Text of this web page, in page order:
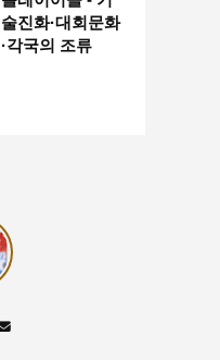
술진화·대회문화
·각국의 조류